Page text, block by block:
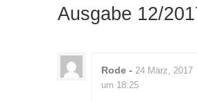
Ausgabe 12/
Rode - 24 März, 2017
um 18:25